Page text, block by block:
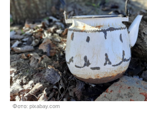
Фото: pixabay.com